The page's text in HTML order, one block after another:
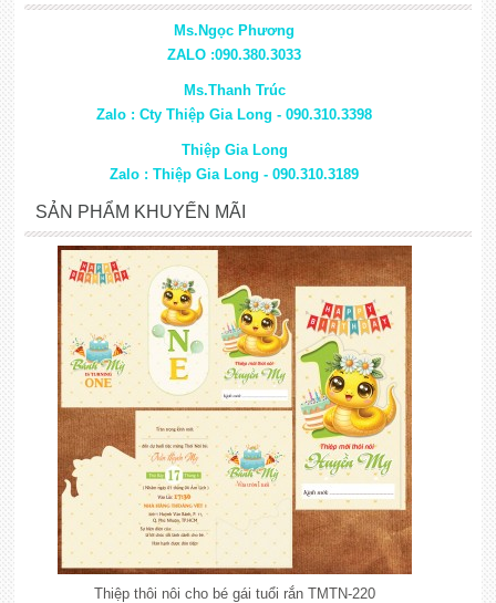
Ms.Ngọc Phương
ZALO :090.380.3033
Ms.Thanh Trúc
Zalo : Cty Thiệp Gia Long - 090.310.3398
Thiệp Gia Long
Zalo : Thiệp Gia Long - 090.310.3189
SẢN PHẨM KHUYẾN MÃI
Thiệp thôi nôi cho bé gái tuổi rắn TMTN-220